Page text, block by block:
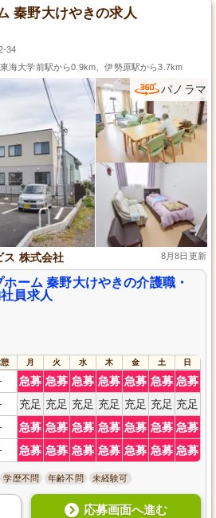
秦野大けやきの求人
34
海大学前駅から0.9km、伊勢原駅から3.7km
パノラマ
ス 株式会社 8月8日更新
ーム 秦野大けやきの介護職・
員求人
月 火 水 木 金 土 日
- 急募 急募 急募 急募 急募 急募 急募
- 充足 充足 充足 充足 充足 充足 充足
- 急募 急募 急募 急募 急募 急募 急募
- 急募 急募 急募 急募 急募 急募 急募
学歴不問 年齢不問 未経験可
応募画面へ進む